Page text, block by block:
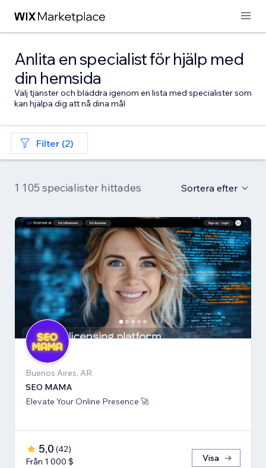
Anlita en specialist för hjälp med
din hemsida
Välj tjänster och bläddra igenom en lista med specialister som
kan hjälpa dig att nå dina mål
Filter (2)
1 105 specialister hittades Sortera efter
Buenos Aires, AR
SEO MAMA
Elevate Your Online Presence 🚀
5,0 (42)
Från 1 000 $
Visa